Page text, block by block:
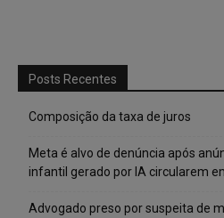
Posts Recentes
Composição da taxa de juros
Meta é alvo de denúncia após
infantil gerado por IA circularem
Advogado preso por suspeita de